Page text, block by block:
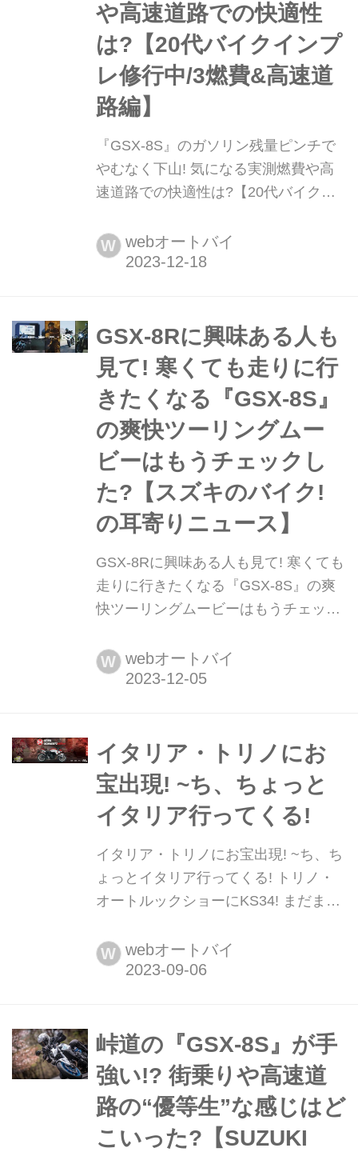
や高速道路での快適性
は?【20代バイクインプ
レ修行中/3燃費&高速道
路編】
『GSX-8S』のガソリン残量ピンチで
やむなく下山! 気になる実測燃費や高
速道路での快適性は?【20代バイクイ
インディングでのスポーツライディン
グに夢中になるあまり、ガソリンの残
て見ると......?
W webオートバイ
GSX-8Rに興味ある人も
見て! 寒くても走りに行
きたくなる『GSX-8S』
の爽快ツーリングムー
ビーはもうチェックし
た?【スズキのバイク!
の耳寄りニュース】
GSX-8Rに興味ある人も見て! 寒くても
走りに行きたくなる『GSX-8S』の爽
快ツーリングムービーはもうチェック
ース】 スズキの海外版Youtubeチャン
ネル『Suzuki Cycles』に「GSX-8S」
W webオートバイ
イタリア・トリノにお
宝出現! ~ち、ちょっと
イタリア行ってくる!
イタリア・トリノにお宝出現! ~ち、ち
ょっとイタリア行ってくる! トリノ・
オートルックショーにKS34! まだまだ
らは2024年に向けて徐々にニューモデ
ルとか、モーターショーなんかが騒が
実はいま、イタリア・トリノで「オー
トルックショー」...
W webオートバイ
峠道の『GSX-8S』が手
強い!? 街乗りや高速道
路の“優等生”な感じはど
こいった?【SUZUKI